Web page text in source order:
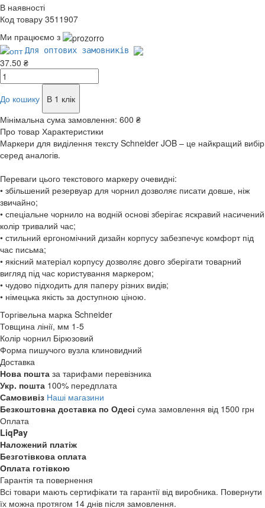
В наявності
Код товару 3511907
Ми працюємо з
Для оптових замовників
37.50 ₴
До кошику
В 1 клік
Мінімальна сума замовлення: 600 ₴
Про товар Характеристики
Маркери для виділення тексту Schneider JOB – це найкращий вибір
серед аналогів.
Переваги цього текстового маркеру очевидні:
• збільшений резервуар для чорнил дозволяє писати довше, ніж
звичайно;
• спеціальне чорнило на водній основі зберігає яскравий насичений
колір тривалий час;
• стильний ергономічний дизайн корпусу забезпечує комфорт під
час письма;
• якісний матеріал корпусу дозволяє довго зберігати товарний
вигляд під час користування маркером;
• чудово підходить для паперу різних видів;
• німецька якість за доступною ціною.
Торгівельна марка Schneider
Товщина лінії, мм 1-5
Колір чорнил Бірюзовий
Форма пишучого вузла клиновидний
Доставка
Нова пошта за тарифами перевізника
Укр. пошта 100% передплата
Самовивіз Наші магазини
Безкоштовна доставка по Одесі сума замовлення від 1500 грн
Оплата
LiqPay
Наложений платіж
Безготівкова оплата
Оплата готівкою
Гарантія та повернення
Всі товари мають сертифікати та гарантії від виробника. Повернути
їх можна протягом 14 днів після замовлення.